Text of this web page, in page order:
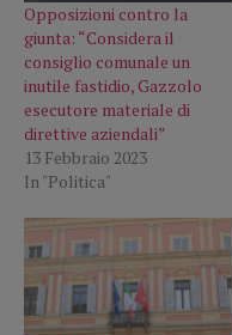
Opposizioni contro la
giunta: “Considera il
consiglio comunale un
inutile fastidio, Gazzolo
esecutore materiale di
direttive aziendali”
13 Febbraio 2023
In "Politica"